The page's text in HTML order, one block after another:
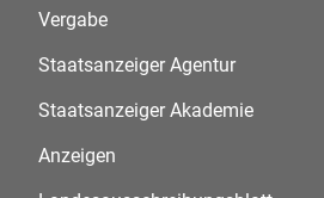
Vergabe
Staatsanzeiger Agentur
Staatsanzeiger Akademie
Anzeigen